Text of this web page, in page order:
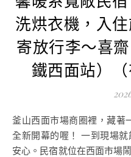
洗烘衣機，入
寄放行李～喜
鐵西面站）（
釜山西面市場商圈裡，藏著一間超溫馨民宿！而且是2026年
全新開幕的喔！ 一到現場
安心。民宿就位在西面市場